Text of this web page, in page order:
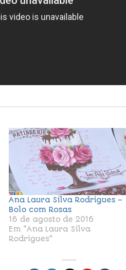
Ana Laura Silva Rodrigues –
Bolo com Rosas
16 de agosto de 2016
Em "Ana Laura Silva
Rodrigues"